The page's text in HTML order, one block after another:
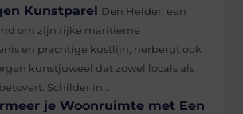
Kunstparel Den Helder, een
om zijn rijke maritieme
en prachtige kustlijn, herbergt ook
kunstjuweel dat zowel locals als
Schilder in...
je Woonruimte met Een